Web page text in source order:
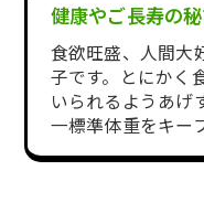
健康やご長寿の
食欲旺盛、人間大
子です。とにかく
いられるようあげ
一標準体重をキー